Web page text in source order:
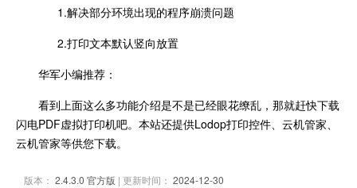
1.解决部分环境出现的程序崩溃问题
2.打印文本默认竖向放置
华军小编推荐：
看到上面这么多功能介绍是不是已经眼花缭乱，那就赶快下载
闪电PDF虚拟打印机吧。本站还提供Lodop打印控件、云机管家、
云机管家等供您下载。
版本： 2.4.3.0 官方版 | 更新时间： 2024-12-30